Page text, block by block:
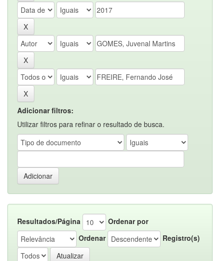
Adicionar filtros:
Utilizar filtros para refinar o resultado de busca.
Resultados/Página
Ordenar por
Ordenar
Registro(s)